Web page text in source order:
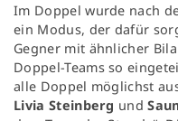
Im Doppel wurde nach
ein Modus, der dafür
Gegner mit ähnlicher
Doppel-Teams so
alle Doppel möglichst
Livia Steinberg und